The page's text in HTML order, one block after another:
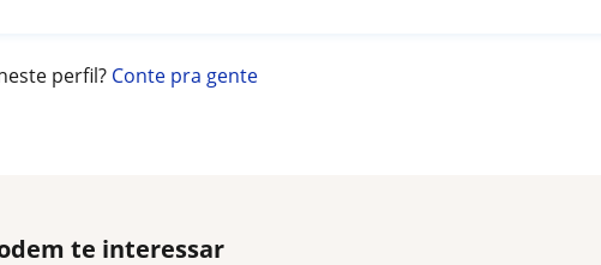
perfil? Conte pra gente
te interessar